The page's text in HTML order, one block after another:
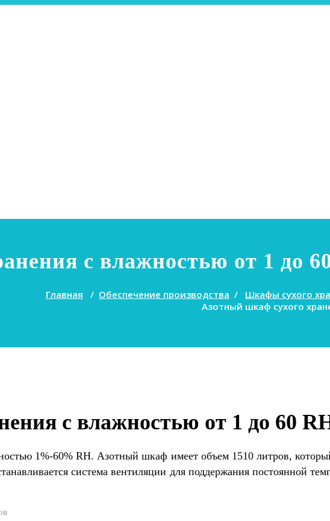
с влажностью от 1 до
Главная / Обеспечение производства / Шкафы сухого
Азотный шкаф сухого
с влажностью от 1 до 60
1%-60% RH. Азотный шкаф имеет объем 1510 литров,
система вентиляции для поддержания постоянной